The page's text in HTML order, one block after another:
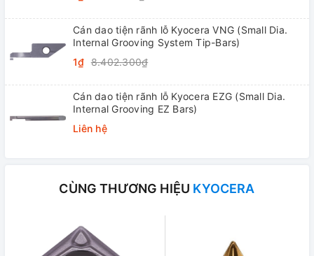
Cán dao tiện rãnh lỗ Kyocera VNG (Small Dia.
Internal Grooving System Tip-Bars)
1₫ 8.402.300₫
Cán dao tiện rãnh lỗ Kyocera EZG (Small Dia.
Internal Grooving EZ Bars)
Liên hệ
CÙNG THƯƠNG HIỆU KYOCERA